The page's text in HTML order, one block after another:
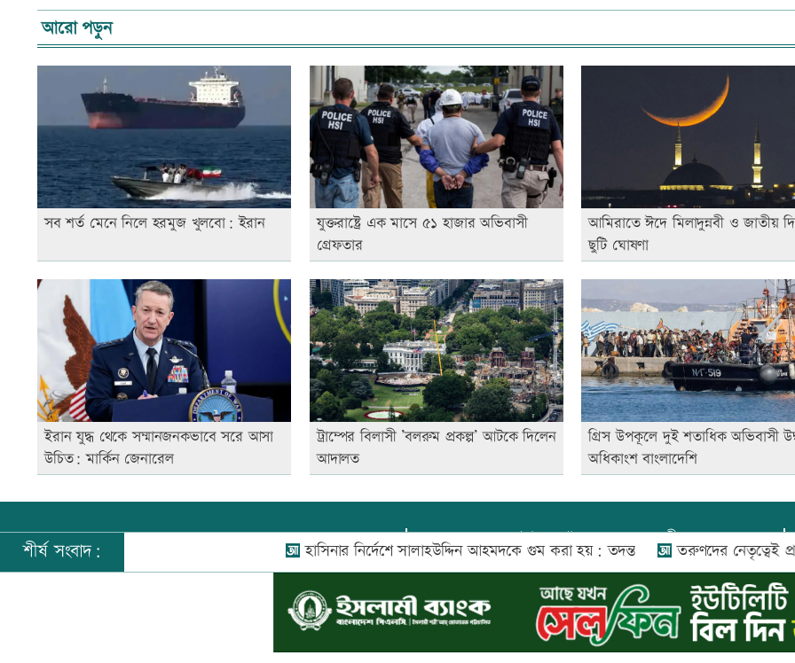
আরো পড়ুন
সব শর্ত মেনে নিলে হরমুজ খুলবো: ইরান
যুক্তরাষ্ট্রে এক মাসে ৫১ হাজার অভিবাসী
গ্রেফতার
আমিরাতে ঈদে মিলাদুন্নবী ও জাতীয়
ছুটি ঘোষণা
ইরান যুদ্ধ থেকে সম্মানজনকভাবে সরে আসা
উচিত: মার্কিন জেনারেল
ট্রাম্পের বিলাসী ’বলরুম প্রকল্প’ আটকে দিলেন
আদালত
গ্রিস উপকূলে দুই শতাধিক অভিবাসী
অধিকাংশ বাংলাদেশি
প্রধান সম্পাদক:আফজাল বারী
প্রোমিতা আফরিন কর্তৃক সম্পাদিত ও প্রকাশিত
সি-৫০১, ৬ষ্ঠতলা, আল রাজী কমপ্লেক্স, ১৬৬-১৬৭
শহীদ সৈয়দ নজরুল ইসলাম সরণি, পুরানা পল্টন, ঢাকা-১০০০
শীর্ষ সংবাদ: হাসিনার নির্দেশে সালাহউদ্দিন আহমদকে গুম করা হয়: তদন্ত তরুণদের নেতৃত্বেই প্রযুক্তিনির্ভর